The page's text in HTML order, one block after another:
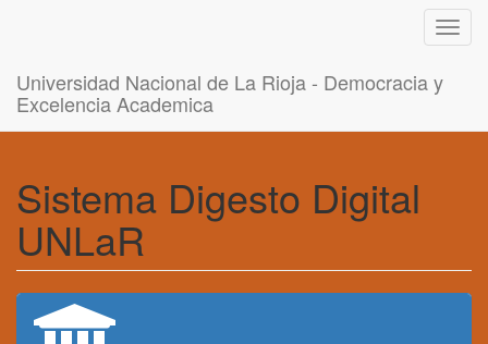
Universidad Nacional de La Rioja - Democracia y
Excelencia Academica
Sistema Digesto Digital
UNLaR